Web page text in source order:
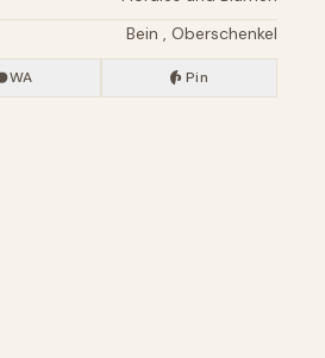
Bein , Oberschenkel
WA Pin